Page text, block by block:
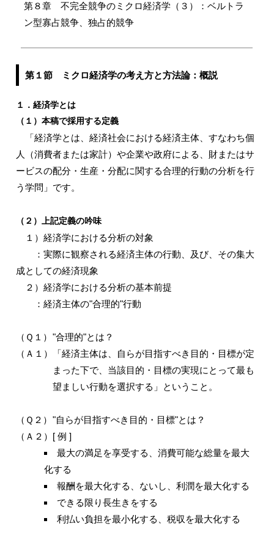
第８章 不完全競争のミクロ経済学（３）：ベルトラ
ン型寡占競争、独占的競争
第１節 ミクロ経済学の考え方と方法論：概説
１．経済学とは
（１）本稿で採用する定義
「経済学とは、経済社会における経済主体、すなわち個
人（消費者または家計）や企業や政府による、財またはサ
ービスの配分・生産・分配に関する合理的行動の分析を行
う学問」です。
（２）上記定義の吟味
１）経済学における分析の対象
：実際に観察される経済主体の行動、及び、その集大
成としての経済現象
２）経済学における分析の基本前提
：経済主体の"合理的"行動
（Ｑ１） "合理的"とは？
（Ａ１）
「経済主体は、自らが目指すべき目的・目標が定
まった下で、当該目的・目標の実現にとって最も
望ましい行動を選択する」ということ。
（Ｑ２） "自らが目指すべき目的・目標"とは？
（Ａ２） [ 例 ]
最大の満足を享受する、消費可能な総量を最大
化する
報酬を最大化する、ないし、利潤を最大化する
できる限り長生きをする
利払い負担を最小化する、税収を最大化する